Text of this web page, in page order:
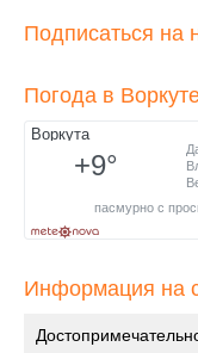
Подписаться на
Погода в
Информация на